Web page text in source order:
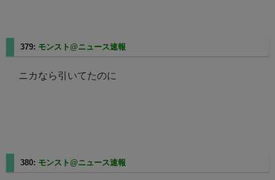
379: モンスト@ニュース速報
ニカなら引いてたのに
380: モンスト@ニュース速報